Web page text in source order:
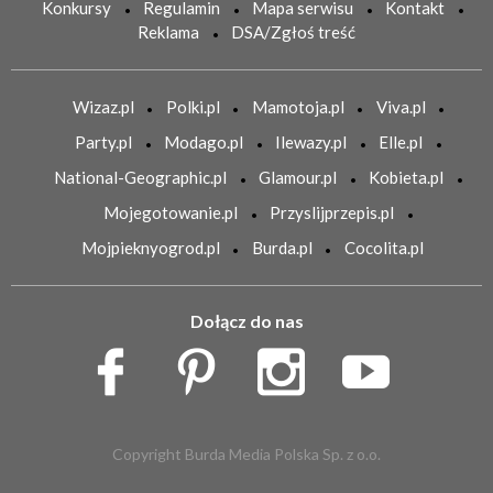
Konkursy
Regulamin Mapa serwisu
Kontakt
Reklama
DSA/Zgłoś treść
Wizaz.pl Polki.pl Mamotoja.pl
Viva.pl
Party.pl
Modago.pl Ilewazy.pl
Elle.pl
National-Geographic.pl
Glamour.pl
Kobieta.pl
Mojegotowanie.pl
Przyslijprzepis.pl
Mojpieknyogrod.pl
Burda.pl Cocolita.pl
Dołącz do nas
Copyright Burda Media Polska Sp. z o.o.